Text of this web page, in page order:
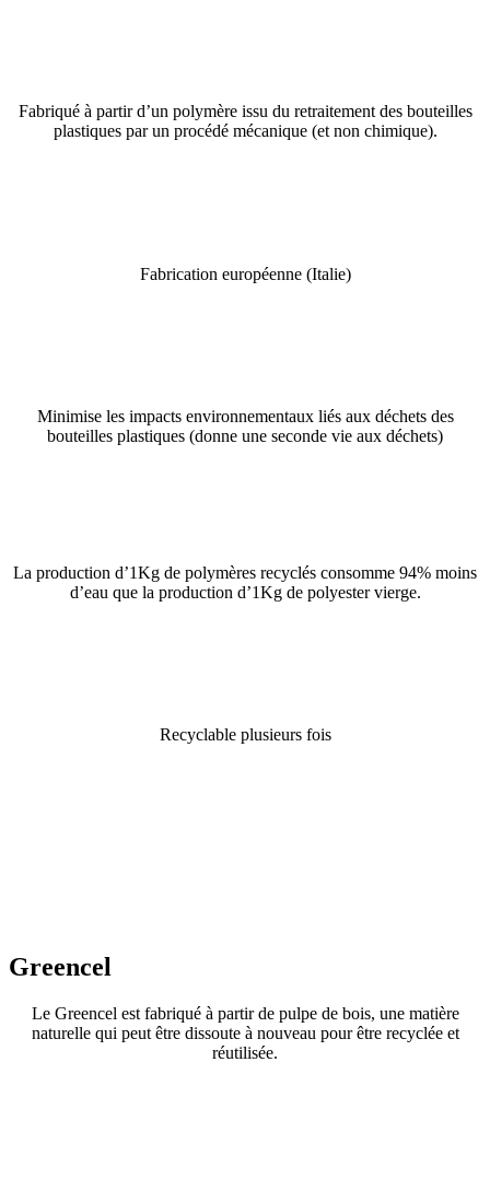
Fabriqué à partir d’un polymère issu du retraitement des bouteilles
plastiques par un procédé mécanique (et non chimique).
Fabrication européenne (Italie)
Minimise les impacts environnementaux liés aux déchets des
bouteilles plastiques (donne une seconde vie aux déchets)
La production d’1Kg de polymères recyclés consomme 94% moins
d’eau que la production d’1Kg de polyester vierge.
Recyclable plusieurs fois
Greencel
Le Greencel est fabriqué à partir de pulpe de bois, une matière
naturelle qui peut être dissoute à nouveau pour être recyclée et
réutilisée.